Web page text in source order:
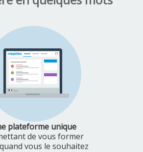
plateforme unique
de vous former
vous le souhaitez